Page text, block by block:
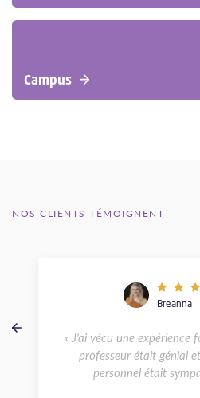
Campus
NOS CLIENTS TÉMOIGNENT
Breanna
« J'ai vécu une expérience
professeur était génial
personnel était